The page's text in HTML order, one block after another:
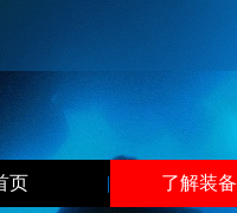
页 | 了解装备